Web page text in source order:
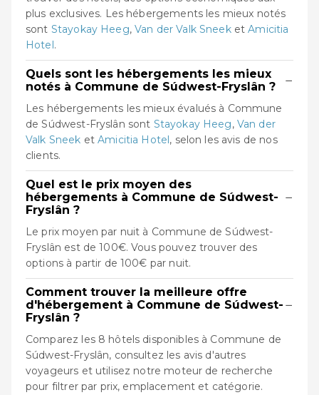
plus exclusives. Les hébergements les mieux notés
sont Stayokay Heeg,Van der Valk SneeketAmicitia
Hotel.
Quels sont les hébergements les mieux
notés à Commune de Súdwest-Fryslân ?
−
Les hébergements les mieux évalués à Commune
de Súdwest-Fryslân sont Stayokay Heeg, Van der
Valk Sneek etAmicitia Hotel, selon les avis de nos
clients.
Quel est le prix moyen des
hébergements à Commune de Súdwest-
Fryslân ?
−
Le prix moyen par nuit à Commune de Súdwest-
Fryslân est de 100€. Vous pouvez trouver des
options à partir de 100€ par nuit.
Comment trouver la meilleure offre
d'hébergement à Commune de Súdwest-
Fryslân ?
−
Comparez les 8 hôtels disponibles à Commune de
Súdwest-Fryslân, consultez les avis d'autres
voyageurs et utilisez notre moteur de recherche
pour filtrer par prix, emplacement et catégorie.